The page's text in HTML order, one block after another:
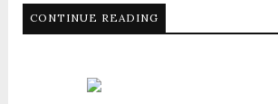
CONTINUE READING